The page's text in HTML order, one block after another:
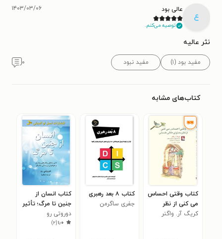
ع
عالی بود
توصیه می‌کنم.
۱۴۰۳/۰۳/۰۶
نثر عالیه
مفید بود (۱) مفید نبود ۰
کتاب‌های مشابه
کتاب وقتی احساس
می کنی از نظر
معنوی خالی هستی
کریگ آر. واگنر
کتاب ۸ بعد رهبری
جفری ساگرمن
کتاب انسان از
جنین تا مرگ؛ تأثیر
متقابل رفتارهای
برادران و خواهران بر
دوروتی رو
۱٫۰(۲)